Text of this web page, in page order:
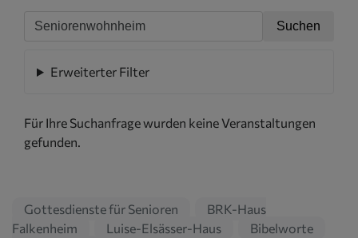
Erweiterter Filter
Für Ihre Suchanfrage wurden keine Veranstaltungen
gefunden.
Gottesdienste für Senioren
BRK-Haus
Falkenheim
Luise-Elsässer-Haus
Bibelworte